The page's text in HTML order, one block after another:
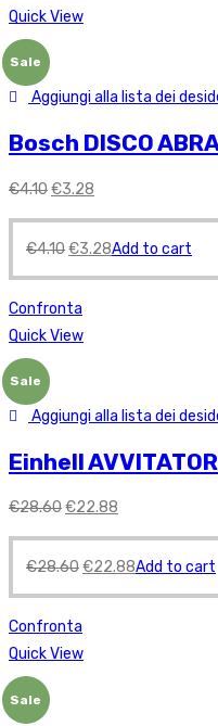
Quick View
Sale
Aggiungi alla lista dei
Bosch DISCO
€4.10€3.28
€4.10€3.28Add to cart
Confronta
Quick View
Sale
Aggiungi alla lista dei
Einhell
€28.60€22.88
€28.60€22.88Add to cart
Confronta
Quick View
Sale